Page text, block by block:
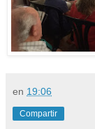
en 19:06
Compartir